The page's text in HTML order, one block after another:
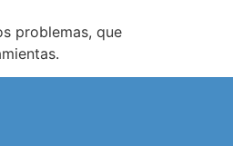
problemas, que